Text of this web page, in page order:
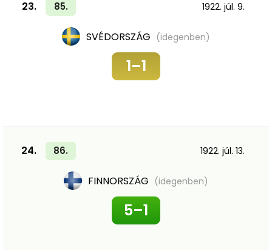
23. 85. 1922. júl. 9.
SVÉDORSZÁG (idegenben)
1–1
24. 86. 1922. júl. 13.
FINNORSZÁG (idegenben)
5–1